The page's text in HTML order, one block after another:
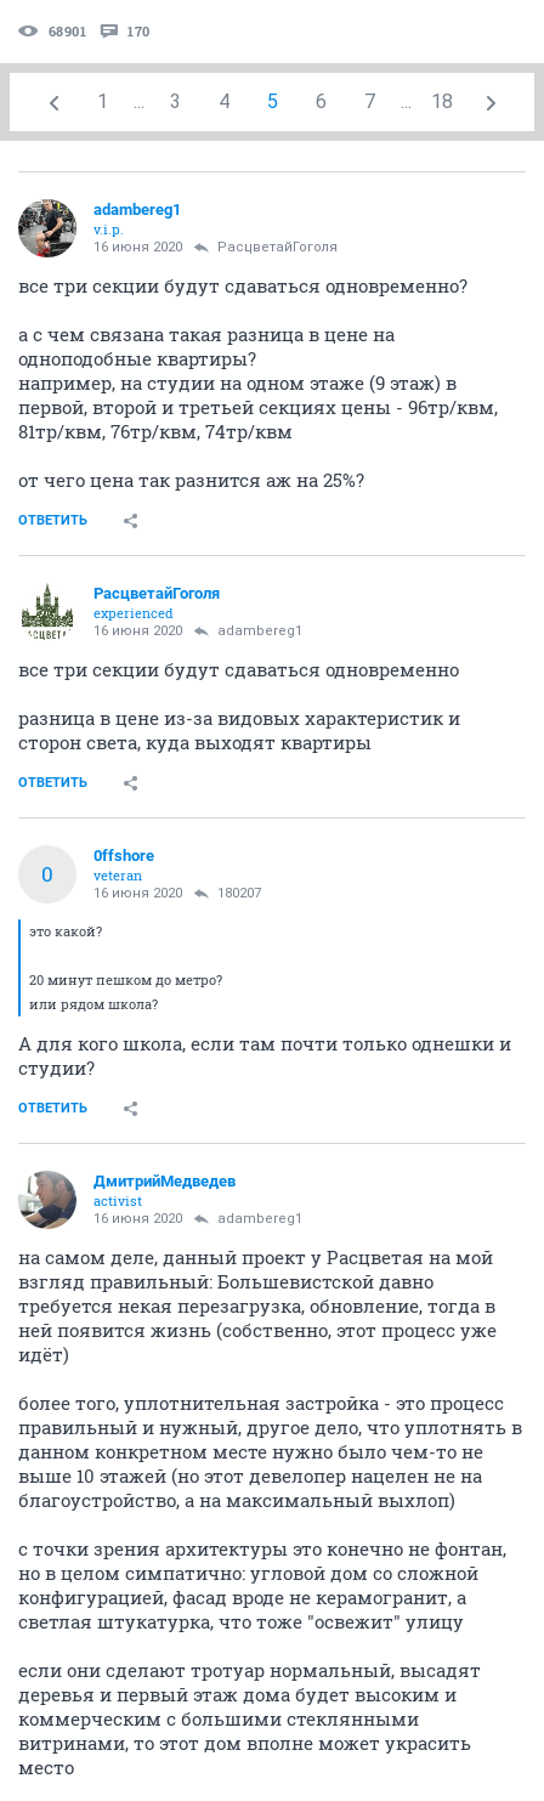
68901 170
1 ... 3 4 5 6 7 ... 18
adambereg1
v.i.p.
16 июня 2020 РасцветайГоголя
все три секции будут сдаваться одновременно?
а с чем связана такая разница в цене на
одноподобные квартиры?
например, на студии на одном этаже (9 этаж) в
первой, второй и третьей секциях цены - 96тр/квм,
81тр/квм, 76тр/квм, 74тр/квм
от чего цена так разнится аж на 25%?
ОТВЕТИТЬ
РасцветайГоголя
experienced
16 июня 2020 adambereg1
все три секции будут сдаваться одновременно
разница в цене из-за видовых характеристик и
сторон света, куда выходят квартиры
ОТВЕТИТЬ
0
0ffshore
veteran
16 июня 2020 180207
это какой?
20 минут пешком до метро?
или рядом школа?
А для кого школа, если там почти только однешки и
студии?
ОТВЕТИТЬ
ДмитрийМедведев
activist
16 июня 2020 adambereg1
на самом деле, данный проект у Расцветая на мой
взгляд правильный: Большевистской давно
требуется некая перезагрузка, обновление, тогда в
ней появится жизнь (собственно, этот процесс уже
идёт)
более того, уплотнительная застройка - это процесс
правильный и нужный, другое дело, что уплотнять в
данном конкретном месте нужно было чем-то не
выше 10 этажей (но этот девелопер нацелен не на
благоустройство, а на максимальный выхлоп)
с точки зрения архитектуры это конечно не фонтан,
но в целом симпатично: угловой дом со сложной
конфигурацией, фасад вроде не керамогранит, а
светлая штукатурка, что тоже "освежит" улицу
если они сделают тротуар нормальный, высадят
деревья и первый этаж дома будет высоким и
коммерческим с большими стеклянными
витринами, то этот дом вполне может украсить
место